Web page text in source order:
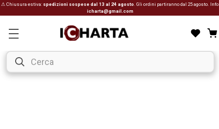
⚠ Chiusura estiva: spedizioni sospese dal 13 al 24 agosto . Gli ordini partiranno dal 25 agosto. Info:
icharta@gmail.com